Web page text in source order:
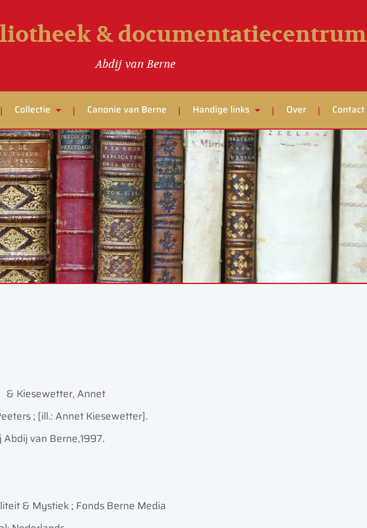
& documentatiecentrum
Abdij van Berne
Collectie Canonie van Berne Handige links Over Contact
& Kiesewetter, Annet
; [ill.: Annet Kiesewetter].
Abdij van Berne,1997.
& Mystiek ; Fonds Berne Media